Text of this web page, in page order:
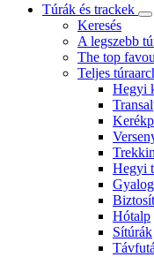
Túrák és trackek
Keresés
A legszebb
The top
Teljes
Hegyi
Hegyi
Hótalp
Sítúrák